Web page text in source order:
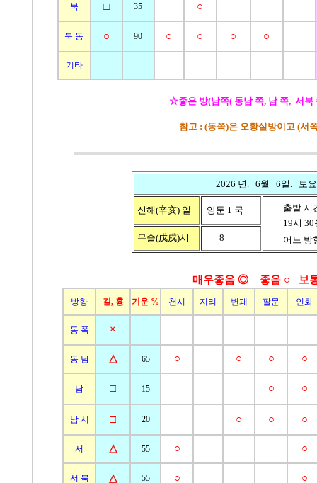
북 □ 35 ○
북 동 ○ 90 ○ ○ ○ ○
기타
☆좋은 방(남쪽( 동남 쪽, 남 쪽, 서
참고 : (동쪽)은 오황살방이고 (서
2026 년. 6월 6일. 토요
신해(辛亥) 일 양둔 1 국
출발 시
19시 30분
어느 방향
무술(戊戌)시 8
매우좋음 ◎ 좋음 ○ 보
방향 길, 흉 기운 % 천시 지리 변괘 팔문 인화
동 쪽 ×
동 남 △ 65 ○ ○ ○ ○
남 □ 15 ○ ○
남 서 □ 20 ○ ○ ○
서 △ 55 ○ ○
서 북 △ 55 ○ ○